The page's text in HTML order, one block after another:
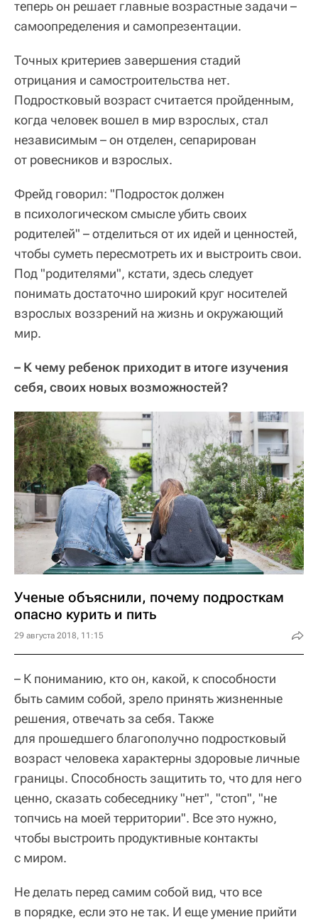
теперь он решает главные возрастные задачи –
самоопределения и самопрезентации.
Точных критериев завершения стадий
отрицания и самостроительства нет.
Подростковый возраст считается пройденным,
когда человек вошел в мир взрослых, стал
независимым – он отделен, сепарирован
от ровесников и взрослых.
Фрейд говорил: "Подросток должен
в психологическом смысле убить своих
родителей" – отделиться от их идей и ценностей,
чтобы суметь пересмотреть их и выстроить свои.
Под "родителями", кстати, здесь следует
понимать достаточно широкий круг носителей
взрослых воззрений на жизнь и окружающий
мир.
– К чему ребенок приходит в итоге изучения
себя, своих новых возможностей?
Ученые объяснили, почему подросткам
опасно курить и пить
29 августа 2018, 11:15
– К пониманию, кто он, какой, к способности
быть самим собой, зрело принять жизненные
решения, отвечать за себя. Также
для прошедшего благополучно подростковый
возраст человека характерны здоровые личные
границы. Способность защитить то, что для него
ценно, сказать собеседнику "нет", "стоп", "не
топчись на моей территории". Все это нужно,
чтобы выстроить продуктивные контакты
с миром.
Не делать перед самим собой вид, что все
в порядке, если это не так. И еще умение прийти